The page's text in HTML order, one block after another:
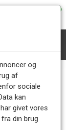
stole i
til
Alle vores
og
af
sociale
kan
givet vores
din brug